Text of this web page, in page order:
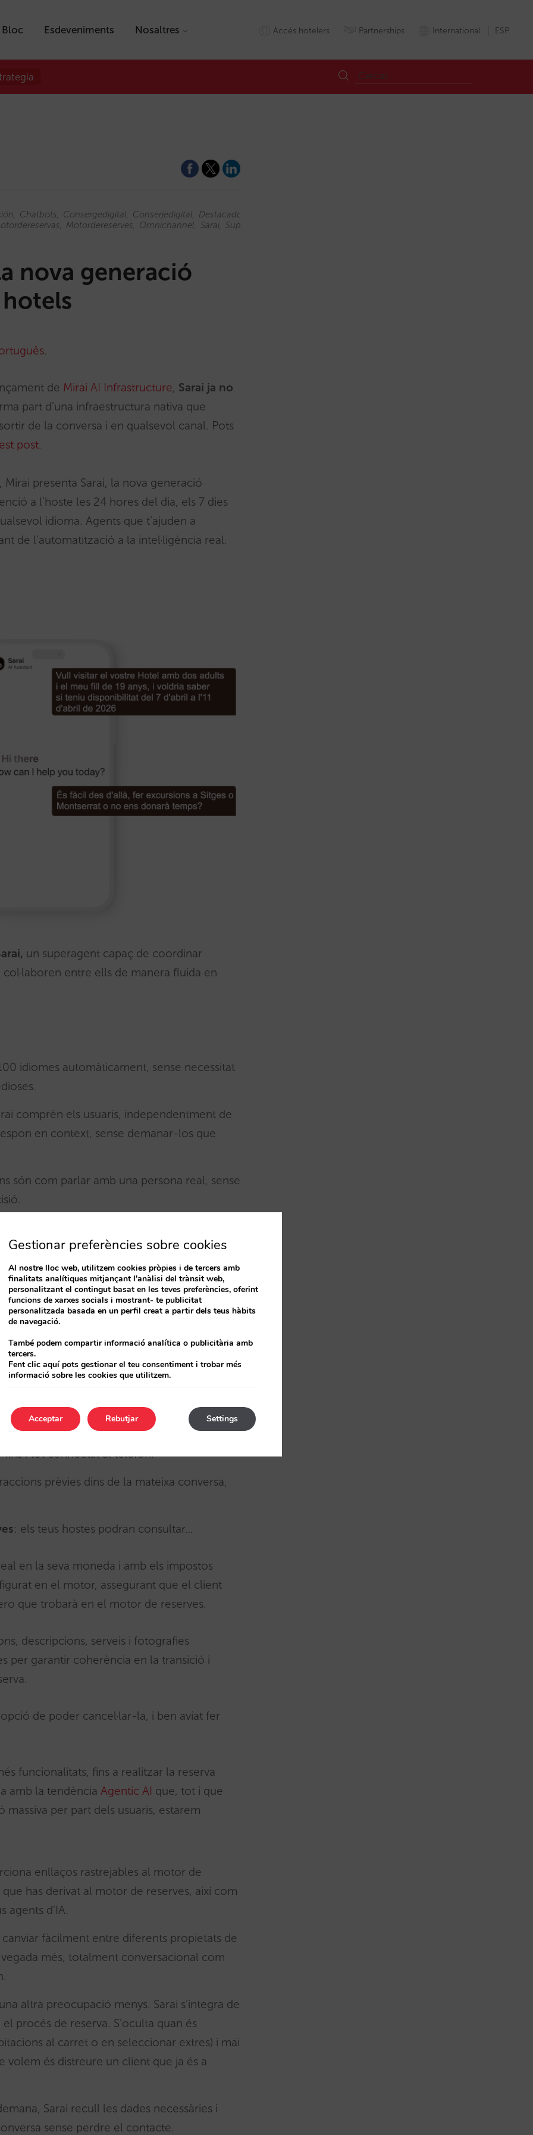
Bloc Esdeveniments Nosaltres Accés hotelers Partnerships International ESP
Chatbots Consergedigital Conserjedigital Destacado
Motordereserves Omnichannel Sarai Superagent
nova generació
hotels
.
de Mirai AI Infrastructure, Sarai ja no
part d’una infraestructura nativa que
de la conversa i en qualsevol canal. Pots
post.
presenta Sarai, la nova generació
a l’hoste les 24 hores del dia, els 7 dies
idioma. Agents que t’ajuden a
de l’automatització a la intel·ligència real.
un superagent capaç de coordinar
entre ells de manera fluida en
idiomes automàticament, sense necessitat
comprèn els usuaris, independentment de
en context, sense demanar-los que
són com parlar amb una persona real, sense
diferents preguntes alhora de manera
tema. És molt habitual que els usuaris
d’haver d’anar una per una.
parlar en lloc d’escriure, Sarai ofereix
33 idiomes.
descansos, vacances o interrupcions,
el nom i l’avatar de Sarai per ajustar-lo a la
defecte.
a assistent integrat al web i a WhatsApp, amb
fins i tot connectat al telèfon.
prèvies dins de la mateixa conversa,
: els teus hostes podran consultar…
en la seva moneda i amb els impostos
en el motor, assegurant que el client
que trobarà en el motor de reserves.
descripcions, serveis i fotografies
per garantir coherència en la transició i
de poder cancel·lar-la, i ben aviat fer
funcionalitats, fins a realitzar la reserva
amb la tendència Agentic AI que, tot i que
per part dels usuaris, estarem
enllaços rastrejables al motor de
has derivat al motor de reserves, així com
agents d’IA.
fàcilment entre diferents propietats de
més, totalment conversacional com
altra preocupació menys. Sarai s’integra de
procés de reserva. S’oculta quan és
al carret o en seleccionar extres) i mai
volem és distreure un client que ja és a
Sarai recull les dades necessàries i
sense perdre el contacte.
Gestionar preferències sobre cookies
Al nostre lloc web, utilitzem cookies pròpies i de tercers amb
finalitats analítiques mitjançant l'anàlisi del trànsit web,
personalitzant el contingut basat en les teves preferències, oferint
funcions de xarxes socials i mostrant- te publicitat
personalitzada basada en un perfil creat a partir dels teus hàbits
de navegació.
També podem compartir informació analítica o publicitària amb
tercers.
Fent clic aquí pots gestionar el teu consentiment i trobar més
informació sobre les cookies que utilitzem.
Acceptar Settings
Rebutjar